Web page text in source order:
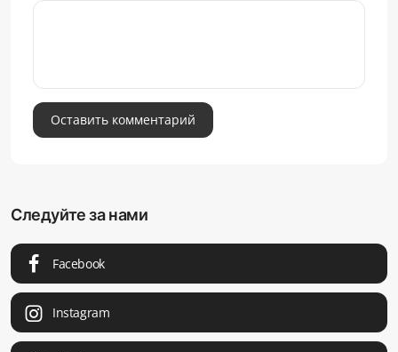
Оставить комментарий
Следуйте за нами
Facebook
Instagram